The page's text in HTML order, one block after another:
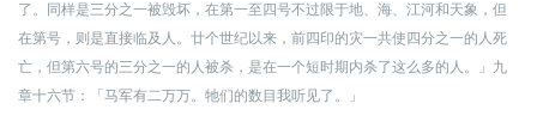
了。
同样是三分之一被毁坏，在第一至四号不过限于地、海、江河和天象，但
在第号，则是直接临及人。廿个世纪以来，前四印的灾一共使四分之一的人死
亡，但第六号的三分之一的人被杀，是在一个短时期内杀了这么多的人。」 九
章十六节：「马军有二万万。牠们的数目我听见了。」